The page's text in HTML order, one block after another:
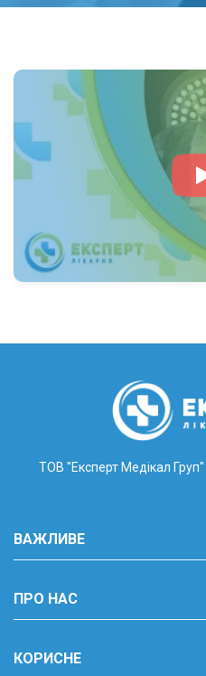
ТОВ "Експерт Медікал Груп"
ВАЖЛИВЕ
ПРО НАС
КОРИСНЕ